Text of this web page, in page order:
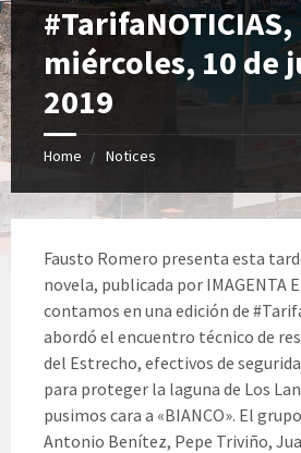
#TarifaNOTICIAS,
miércoles, 10 de
2019
Home Notices
Fausto Romero presenta esta
novela, publicada por IMAGENTA
contamos en una edición de
abordó el encuentro técnico de
del Estrecho, efectivos de
para proteger la laguna de Los
pusimos cara a «BIANCO». El
Antonio Benítez, Pepe Triviño,